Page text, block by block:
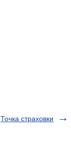
Точка страховки